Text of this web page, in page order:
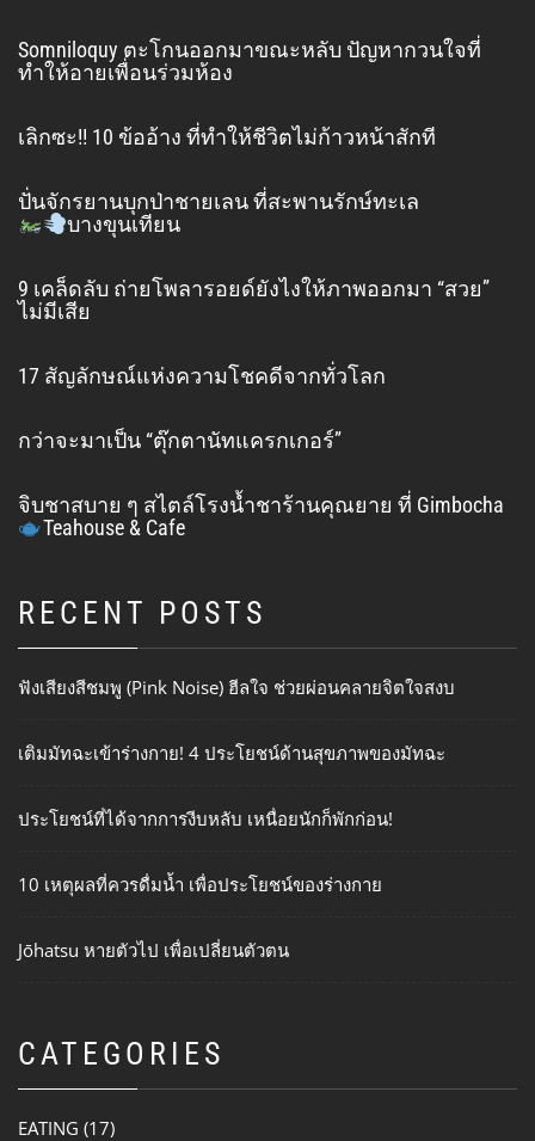
Somniloquy ตะโกนออกมาขณะหลับ ปัญหากวนใจที่
ทำให้อายเพื่อนร่วมห้อง
เลิกซะ!! 10 ข้ออ้าง ที่ทำให้ชีวิตไม่ก้าวหน้าสักที
ปั่นจักรยานบุกป่าชายเลน ที่สะพานรักษ์ทะเล
บางขุนเทียน
9 เคล็ดลับ ถ่ายโพลารอยด์ยังไงให้ภาพออกมา “สวย”
ไม่มีเสีย
17 สัญลักษณ์แห่งความโชคดีจากทั่วโลก
กว่าจะมาเป็น “ตุ๊กตานัทแครกเกอร์”
จิบชาสบาย ๆ สไตล์โรงน้ำชาร้านคุณยาย ที่ Gimbocha
Teahouse & Cafe
RECENT POSTS
ฟังเสียงสีชมพู (Pink Noise) ฮีลใจ ช่วยผ่อนคลายจิตใจสงบ
เติมมัทฉะเข้าร่างกาย! 4 ประโยชน์ด้านสุขภาพของมัทฉะ
ประโยชน์ที่ได้จากการงีบหลับ เหนื่อยนักก็พักก่อน!
10 เหตุผลที่ควรดื่มน้ำ เพื่อประโยชน์ของร่างกาย
Jōhatsu หายตัวไป เพื่อเปลี่ยนตัวตน
CATEGORIES
EATING (17)